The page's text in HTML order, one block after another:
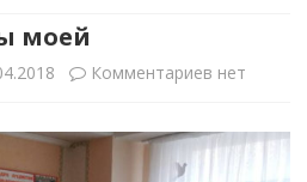
содержимому
моей
Комментариев к
Природа
нет